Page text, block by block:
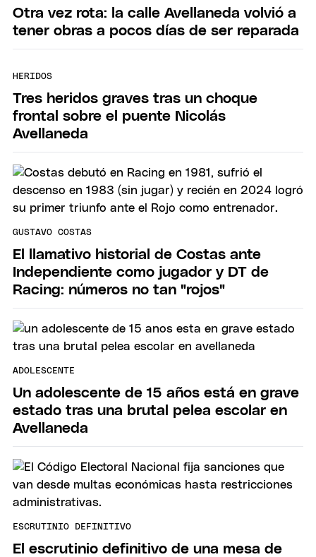
Otra vez rota: la calle Avellaneda volvió a
tener obras a pocos días de ser reparada
HERIDOS
Tres heridos graves tras un choque
frontal sobre el puente Nicolás
Avellaneda
GUSTAVO COSTAS
El llamativo historial de Costas ante
Independiente como jugador y DT de
Racing: números no tan "rojos"
ADOLESCENTE
Un adolescente de 15 años está en grave
estado tras una brutal pelea escolar en
Avellaneda
ESCRUTINIO DEFINITIVO
El escrutinio definitivo de una mesa de